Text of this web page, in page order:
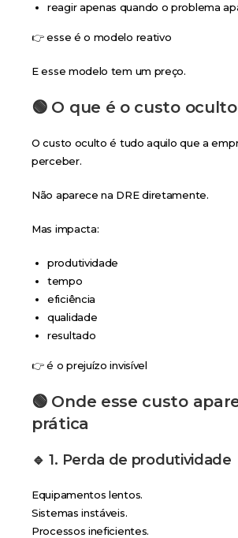
reagir apenas quando o problema
👉 esse é o modelo reativo
E esse modelo tem um preço.
🟢 O que é o custo oculto
O custo oculto é tudo aquilo que a
perceber.
Não aparece na DRE diretamente.
Mas impacta:
produtividade
tempo
eficiência
qualidade
resultado
👉 é o prejuízo invisível
🟢 Onde esse custo
prática
🔹 1. Perda de produtividade
Equipamentos lentos.
Sistemas instáveis.
Processos ineficientes.